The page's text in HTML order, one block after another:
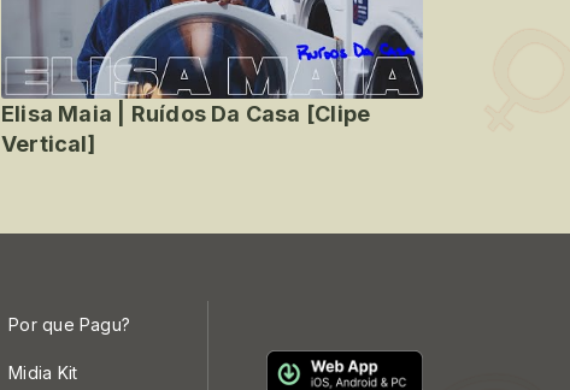
Elisa Maia | Ruídos Da Casa [Clipe
Vertical]
Por que Pagu?
Midia Kit